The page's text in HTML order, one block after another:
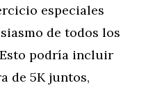
especiales
de todos los
podría incluir
de 5K juntos,